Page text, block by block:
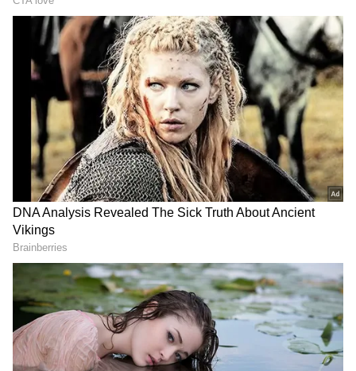
బరువు పెరగాలని చాలా మంది ఫుడ్ ను మరీ ఎక్కువగా
తింటుంటారు. అంటే రోజుకు మూడు పూటల కాకుండా
ఐదారు సార్లు తింటుంటారు. ఇలా చేస్తే మీరు బరువు
పెరుగుతారనుకుంటే పొరపాటే. ఇలా రోజుకు ఐదారు సార్లు
తింటే మీ బాడీలో చెడు కొవ్వు పేరుకుపోవడం
మొదలవుతుంది. ఇది మిమ్మల్ని ఎన్నో రోగాల బారిన
పడేస్తుంది.